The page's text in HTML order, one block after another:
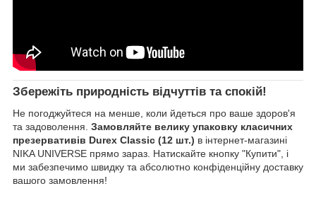
Збережіть природність відчуттів та спокій!
Не погоджуйтеся на менше, коли йдеться про ваше здоров'я
та задоволення. Замовляйте велику упаковку класичних
презервативів Durex Classic (12 шт.) в інтернет-магазині
NIKA UNIVERSE прямо зараз. Натискайте кнопку "Купити", і
ми забезпечимо швидку та абсолютно конфіденційну доставку
вашого замовлення!